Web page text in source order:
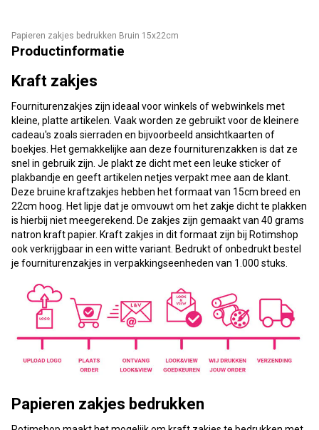
Papieren zakjes bedrukken Bruin 15x22cm
Productinformatie
Kraft zakjes
Fourniturenzakjes zijn ideaal voor winkels of webwinkels met
kleine, platte artikelen. Vaak worden ze gebruikt voor de kleinere
cadeau's zoals sierraden en bijvoorbeeld ansichtkaarten of
boekjes. Het gemakkelijke aan deze fourniturenzakken is dat ze
snel in gebruik zijn. Je plakt ze dicht met een leuke sticker of
plakbandje en geeft artikelen netjes verpakt mee aan de klant.
Deze bruine kraftzakjes hebben het formaat van 15cm breed en
22cm hoog. Het lipje dat je omvouwt om het zakje dicht te plakken
is hierbij niet meegerekend. De zakjes zijn gemaakt van 40 grams
natron kraft papier. Kraft zakjes in dit formaat zijn bij Rotimshop
ook verkrijgbaar in een witte variant. Bedrukt of onbedrukt bestel
je fourniturenzakjes in verpakkingseenheden van 1.000 stuks.
Papieren zakjes bedrukken